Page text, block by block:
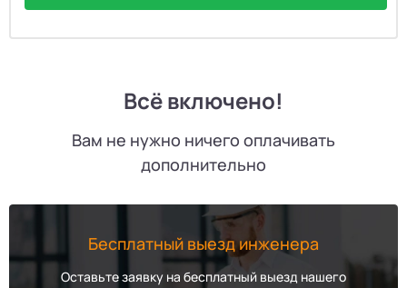
Всё включено!
Вам не нужно ничего оплачивать
дополнительно
Бесплатный выезд инженера
Оставьте заявку на бесплатный выезд нашего